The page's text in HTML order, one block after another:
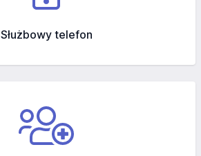
Służbowy telefon